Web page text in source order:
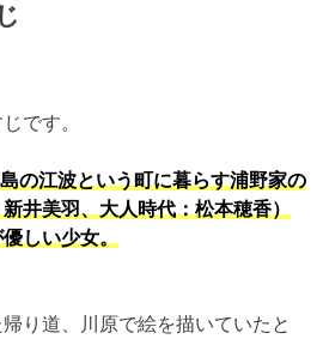
です。
の江波という町に暮らす浦野家の
井美羽、大人時代：松本穂香）
しい少女。
り道、川原で絵を描いていたと